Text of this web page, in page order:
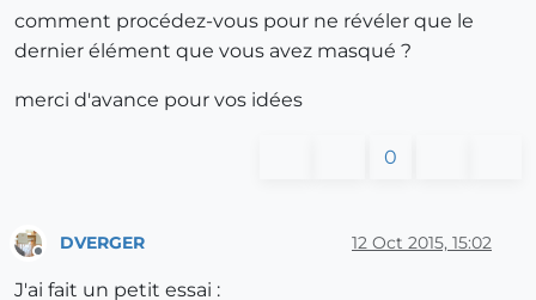
comment procédez-vous pour ne révéler que le
dernier élément que vous avez masqué ?
merci d'avance pour vos idées
0
DVERGER 12 Oct 2015, 15:02
J'ai fait un petit essai :